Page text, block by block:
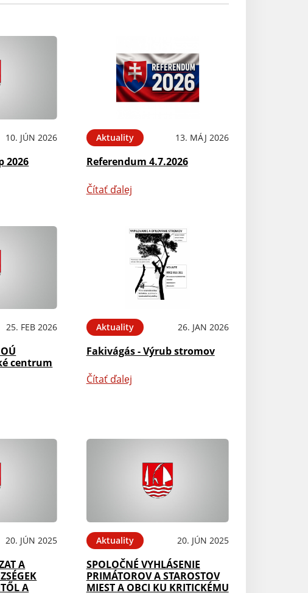
10. JÚN 2026
2026
Aktuality 13. MÁJ 2026
Referendum 4.7.2026
Čítať ďalej
25. FEB 2026
centrum
Aktuality 26. JAN 2026
Fakivágás - Výrub stromov
Čítať ďalej
20. JÚN 2025
A
A
Aktuality 20. JÚN 2025
SPOLOČNÉ VYHLÁSENIE
PRIMÁTOROV A STAROSTOV
MIEST A OBCI KU KRITICKÉMU